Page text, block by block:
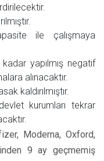
ile çalışmaya
yapılmış negatif
alınacaktır.
kaldırılmıştır.
kurumları tekrar
Moderna, Oxford,
9 ay geçmemiş